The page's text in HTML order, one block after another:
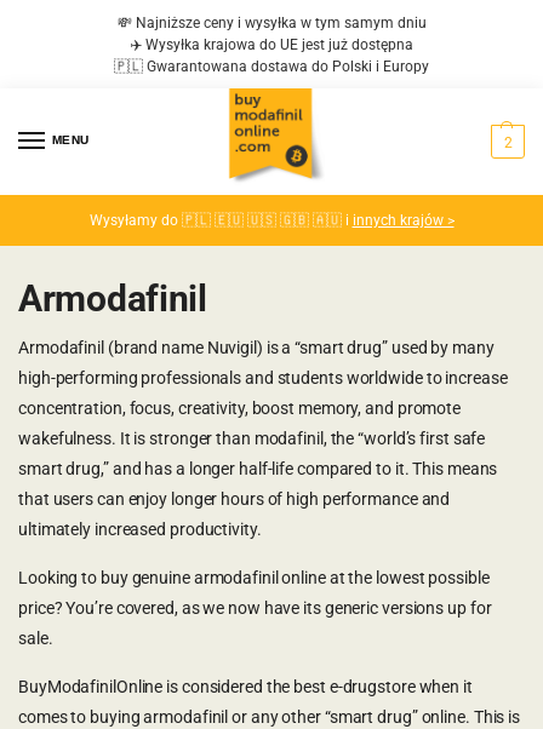
💸 Najniższe ceny i wysyłka w tym samym dniu
✈️ Wysyłka krajowa do UE jest już dostępna
🇵🇱 Gwarantowana dostawa do Polski i Europy
MENU 2
Wysyłamy do 🇵🇱 🇪🇺 🇺🇸 🇬🇧 🇦🇺 i innych krajów >
Armodafinil
Armodafinil (brand name Nuvigil) is a “smart drug” used by many
high-performing professionals and students worldwide to increase
concentration, focus, creativity, boost memory, and promote
wakefulness. It is stronger than modafinil, the “world’s first safe
smart drug,” and has a longer half-life compared to it. This means
that users can enjoy longer hours of high performance and
ultimately increased productivity.
Looking to buy genuine armodafinil online at the lowest possible
price? You’re covered, as we now have its generic versions up for
sale.
BuyModafinilOnline is considered the best e-drugstore when it
comes to buying armodafinil or any other “smart drug” online. This is